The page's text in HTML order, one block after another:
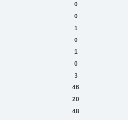
0
0
1
0
1
0
3
46
20
48